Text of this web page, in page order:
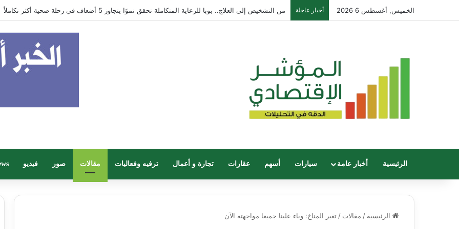
الخميس, أغسطس 6 2026 أخبار عاجلة Galaxy Z Fold8 Ultra: استوديو ابداعي متكامل يطوى في جيبك
الرئيسية أخبار عامة سيارات أسهم عقارات تجارة و أعمال ترفيه وفعاليات مقالات صور فيديو
الرئيسية / مقالات / تغير المناخ: وباء علينا جميعا مواجهته الآن